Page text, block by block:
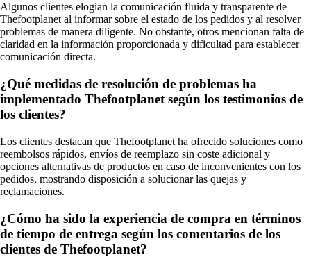
Algunos clientes elogian la comunicación fluida y transparente de
Thefootplanet al informar sobre el estado de los pedidos y al resolver
problemas de manera diligente. No obstante, otros mencionan falta de
claridad en la información proporcionada y dificultad para establecer
comunicación directa.
¿Qué medidas de resolución de problemas ha
implementado Thefootplanet según los testimonios de
los clientes?
Los clientes destacan que Thefootplanet ha ofrecido soluciones como
reembolsos rápidos, envíos de reemplazo sin coste adicional y
opciones alternativas de productos en caso de inconvenientes con los
pedidos, mostrando disposición a solucionar las quejas y
reclamaciones.
¿Cómo ha sido la experiencia de compra en términos
de tiempo de entrega según los comentarios de los
clientes de Thefootplanet?